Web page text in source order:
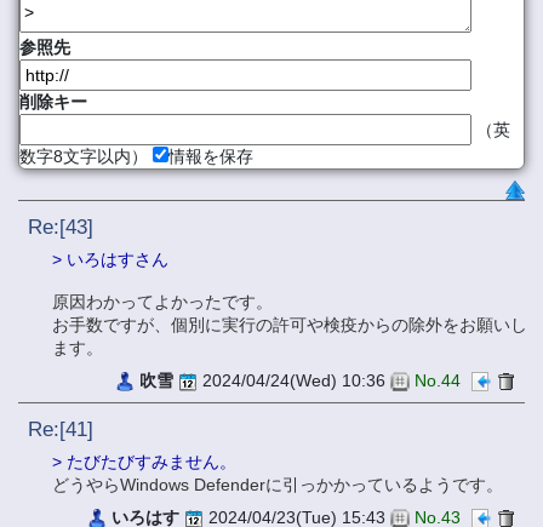
参照先
削除キー
（英
数字8文字以内）
情報を保存
Re:[43]
> いろはすさん
原因わかってよかったです。
お手数ですが、個別に実行の許可や検疫からの除外をお願いし
ます。
吹雪
2024/04/24(Wed) 10:36 No.44
Re:[41]
> たびたびすみません。
どうやらWindows Defenderに引っかかっているようです。
いろはす
2024/04/23(Tue) 15:43 No.43